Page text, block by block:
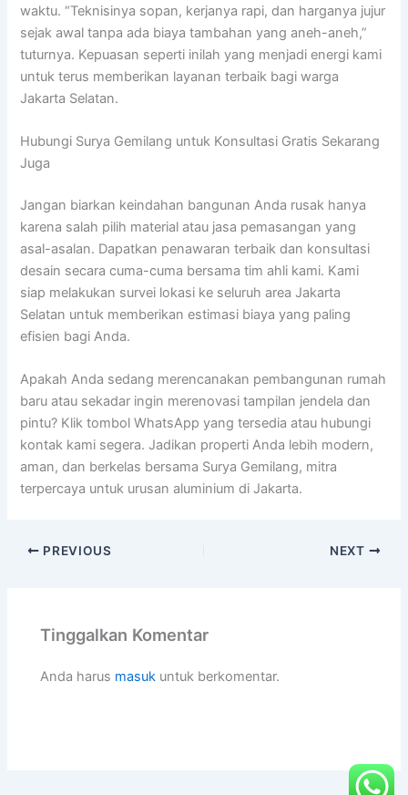
waktu. “Teknisinya sopan, kerjanya rapi, dan harganya jujur
sejak awal tanpa ada biaya tambahan yang aneh-aneh,”
tuturnya. Kepuasan seperti inilah yang menjadi energi kami
untuk terus memberikan layanan terbaik bagi warga
Jakarta Selatan.
Hubungi Surya Gemilang untuk Konsultasi Gratis Sekarang
Juga
Jangan biarkan keindahan bangunan Anda rusak hanya
karena salah pilih material atau jasa pemasangan yang
asal-asalan. Dapatkan penawaran terbaik dan konsultasi
desain secara cuma-cuma bersama tim ahli kami. Kami
siap melakukan survei lokasi ke seluruh area Jakarta
Selatan untuk memberikan estimasi biaya yang paling
efisien bagi Anda.
Apakah Anda sedang merencanakan pembangunan rumah
baru atau sekadar ingin merenovasi tampilan jendela dan
pintu? Klik tombol WhatsApp yang tersedia atau hubungi
kontak kami segera. Jadikan properti Anda lebih modern,
aman, dan berkelas bersama Surya Gemilang, mitra
terpercaya untuk urusan aluminium di Jakarta.
PREVIOUS NEXT
Tinggalkan Komentar
Anda harus masuk untuk berkomentar.